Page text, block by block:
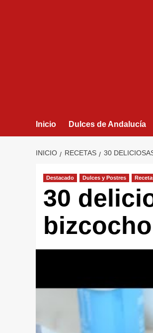
Inicio Dulces de Andalucía
INICIO RECETAS 30
Destacado Dulces y Postres
30
bizcocho